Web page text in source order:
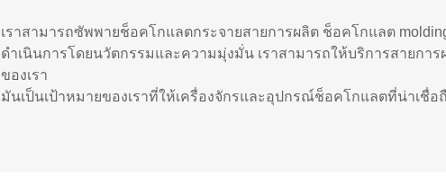
เราสามารถซัพพายช็อคโกแลตกระจายสายการผลิต ช็อคโกแลต
ดําเนินการโดยนวัตกรรมและความมุ่งมั่น เราสามารถให้บริการสายกา
ของเรา
มันเป็นเป้าหมายของเราที่ให้เครื่องจักรและอุปกรณ์ช็อคโกแลตที่น่าเ